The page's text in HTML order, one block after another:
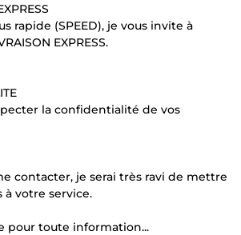
rapide (SPEED), je vous invite à
EXPRESS.
la confidentialité de vos
contacter, je serai très ravi de mettre
votre service.
pour toute information...